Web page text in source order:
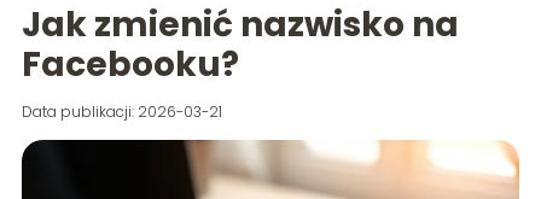
Jak zmienić nazwisko na
Facebooku?
Data publikacji: 2026-03-21